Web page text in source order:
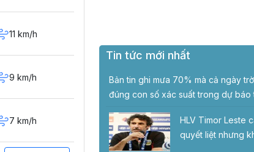
11 km/h
9 km/h
7 km/h
Tin tức mới nhất
Bản tin ghi mưa 70% mà cả ngày
đúng con số xác suất trong dự báo
HLV Timor Leste
quyết liệt nhưng